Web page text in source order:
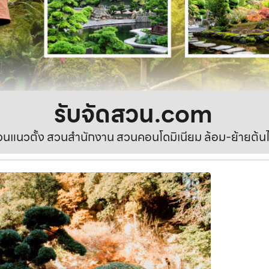
รับจัดสวน.com
แนวตั้ง สวนสำนักงาน สวนคอนโดมิเนียม ล้อม-ย้ายต้น